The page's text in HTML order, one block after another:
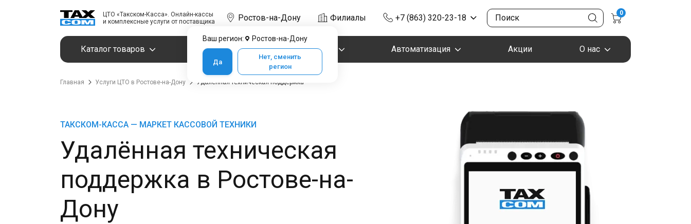
ЦТО «Такском-Касса». Онлайн-кассы
и комплексные услуги от поставщика
Ростов-на-Дону
Ваш регион: Ростов-на-Дону
Да
Нет, сменить
регион
Филиалы +7 (863) 320-23-18
0
Каталог товаров Услуги Маркировка Автоматизация Акции О нас
Главная Услуги ЦТО в Ростове-на-Дону Удалённая техническая поддержка
ТАКСКОМ-КАССА — МАРКЕТ КАССОВОЙ ТЕХНИКИ
Удалённая техническая
поддержка в Ростове-на-
Дону